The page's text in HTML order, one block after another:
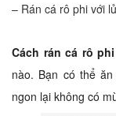
– Rán cá rô phi với
Cách rán cá rô
nào. Bạn có thể
ngon lại không có